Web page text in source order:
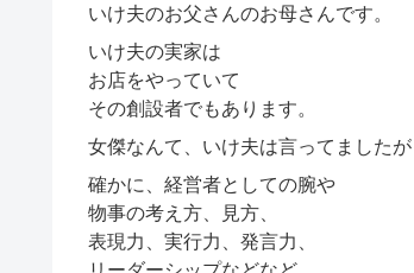
いけ夫のお父さんのお母さんです。
いけ夫の実家は
お店をやっていて
その創設者でもあります。
女傑なんて、いけ夫は言ってましたが
確かに、経営者としての腕や
物事の考え方、見方、
表現力、実行力、発言力、